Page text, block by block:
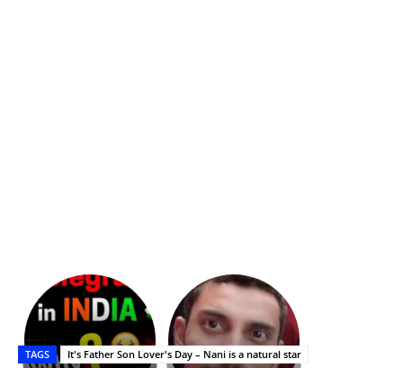
భగవంతుని
ప్రసాదం
తీర్థం..తులసీదళం
లేకుండా
కేజీఎఫ్
సినిమాతో
పాన్
ఇండియా
Upasana:
భర్తపై
రివెంజ్
TAGS It's Father Son Lover's Day – Nani is a natural star